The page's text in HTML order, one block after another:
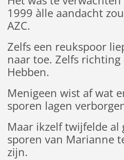
1999 àlle aandacht
AZC.
Zelfs een reukspoor
naar toe. Zelfs richting
Hebben.
Menigeen wist af wat
sporen lagen
Maar ikzelf twijfelde al
sporen van Marianne
zijn.